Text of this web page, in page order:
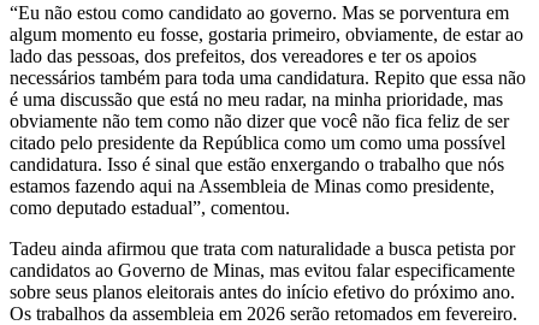
“Eu não estou como candidato ao governo. Mas se porventura em
algum momento eu fosse, gostaria primeiro, obviamente, de estar ao
lado das pessoas, dos prefeitos, dos vereadores e ter os apoios
necessários também para toda uma candidatura. Repito que essa não
é uma discussão que está no meu radar, na minha prioridade, mas
obviamente não tem como não dizer que você não fica feliz de ser
citado pelo presidente da República como um como uma possível
candidatura. Isso é sinal que estão enxergando o trabalho que nós
estamos fazendo aqui na Assembleia de Minas como presidente,
como deputado estadual”, comentou.
Tadeu ainda afirmou que trata com naturalidade a busca petista por
candidatos ao Governo de Minas, mas evitou falar especificamente
sobre seus planos eleitorais antes do início efetivo do próximo ano.
Os trabalhos da assembleia em 2026 serão retomados em fevereiro.